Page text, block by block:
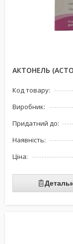
АКТОНЕЛЬ
Код товару:
Виробник:
Придатний до:
Наявність:
Ціна: